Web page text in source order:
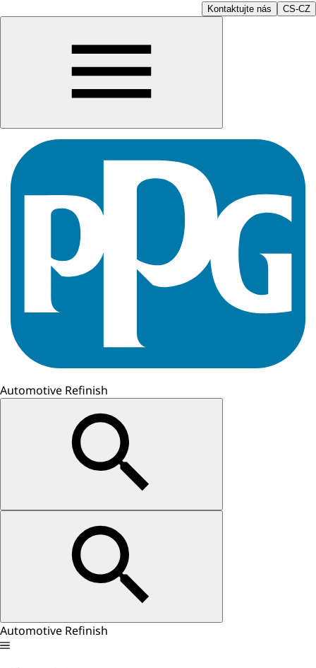
Kontaktujte nás CS-CZ
Automotive Refinish
Automotive Refinish